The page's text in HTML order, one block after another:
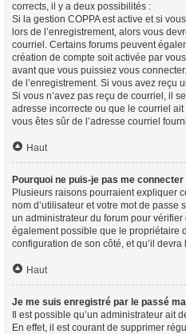
corrects, il y a deux possibilités :
Si la gestion COPPA est active et si
lors de l’enregistrement, alors vous
courriel. Certains forums peuvent
création de compte soit activée par
avant que vous puissiez vous
de l’enregistrement. Si vous avez reçu
Si vous n’avez pas reçu de courriel, il
adresse incorrecte ou que le courriel
vous êtes sûr de l’adresse courriel
Haut
Pourquoi ne puis-je pas me connecter
Plusieurs raisons pourraient expliquer
nom d’utilisateur et votre mot de passe
un administrateur du forum pour
également possible que le propriétaire
configuration de son côté, et qu’il devra
Haut
Je me suis enregistré par le passé
Il est possible qu’un administrateur ait
En effet, il est courant de supprimer